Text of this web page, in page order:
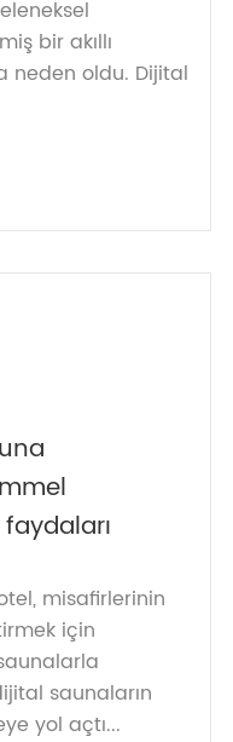
bir akıllı
neden oldu. Dijital
misafirlerinin
için
saunaların
yol açtı...